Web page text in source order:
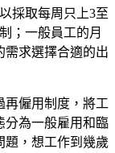
採取每周只上3至
；一般員工的月
需求選擇合適的出
再僱用制度，將工
分為一般雇用和臨
題，想工作到幾歲